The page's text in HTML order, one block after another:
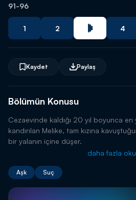
Bölümün Konusu
Cezaevinde kaldığı 20 yıl boyunca en
kandırılan Melike, tam kızına
bir yalanın içine düşer.
daha fazla oku
Aşk Suç
Kaydet Paylaş
91-96
1 2 4